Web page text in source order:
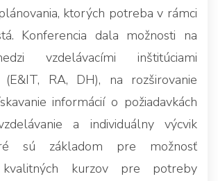
ktorých potreba v rámci
Konferencia dala možnosti na
vzdelávacími inštitúciami
RA, DH), na rozširovanie
informácií o požiadavkách
a individuálny výcvik
sú základom pre možnosť
kvalitných kurzov pre potreby